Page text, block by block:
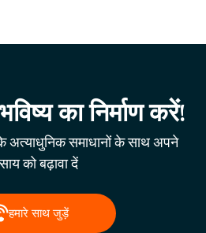
का निर्माण करें!
समाधानों के साथ अपने
को बढ़ावा दें
हमारे साथ जुड़ें